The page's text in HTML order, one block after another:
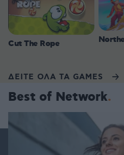
Cut The Rope
ΔΕΙΤΕ ΟΛΑ ΤΑ GAMES
Best of Network